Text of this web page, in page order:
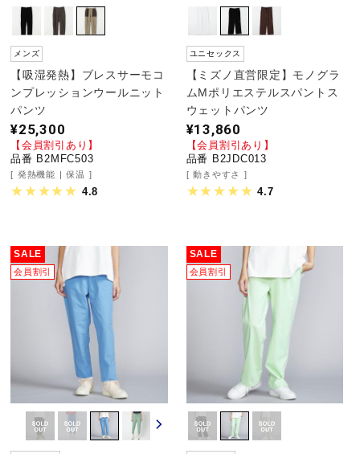
メンズ
【吸湿発熱】ブレスサーモコ
ンプレッションウールニット
パンツ
¥25,300
【会員割引あり】
品番 B2MFC503
発熱機能 保温
4.8
ユニセックス
【ミズノ直営限定】モノグラ
ムMポリエステルスパントス
ウェットパンツ
¥13,860
【会員割引あり】
品番 B2JDC013
動きやすさ
4.7
SALE
会員割引
SALE
会員割引